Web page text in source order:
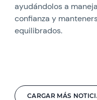
CARGAR MÁS
ayudándolos a
confianza y
equilibrados.